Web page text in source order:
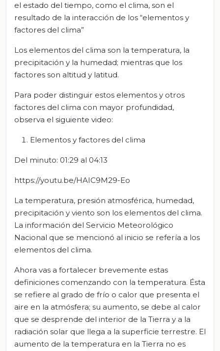
el estado del tiempo, como el clima, son el
resultado de la interacción de los “elementos y
factores del clima”
Los elementos del clima son la temperatura, la
precipitación y la humedad; mientras que los
factores son altitud y latitud.
Para poder distinguir estos elementos y otros
factores del clima con mayor profundidad,
observa el siguiente video:
Elementos y factores del clima
Del minuto: 01:29 al 04:13
https://youtu.be/HAIC9M29-Eo
La temperatura, presión atmosférica, humedad,
precipitación y viento son los elementos del clima.
La información del Servicio Meteorológico
Nacional que se mencionó al inicio se refería a los
elementos del clima.
Ahora vas a fortalecer brevemente estas
definiciones comenzando con la temperatura. Ésta
se refiere al grado de frío o calor que presenta el
aire en la atmósfera; su aumento, se debe al calor
que se desprende del interior de la Tierra y a la
radiación solar que llega a la superficie terrestre. El
aumento de la temperatura en la Tierra no es